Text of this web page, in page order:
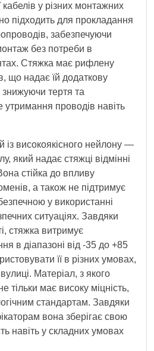
кабелів у різних монтажних
підходить для прокладання
забезпечуючи
без потреби в
Стяжка має рифлену
що надає їй додаткову
знижуючи тертя та
утримання проводів навіть
із високоякісного нейлону —
який надає стяжці відмінні
стійка до впливу
а також не підтримує
у використанні
ситуаціях. Завдяки
стяжка витримує
в діапазоні від -35 до +85
її в різних умовах,
вулиці. Матеріал, з якого
тільки має високу міцність,
стандартам. Завдяки
вона зберігає свою
навіть у складних умовах